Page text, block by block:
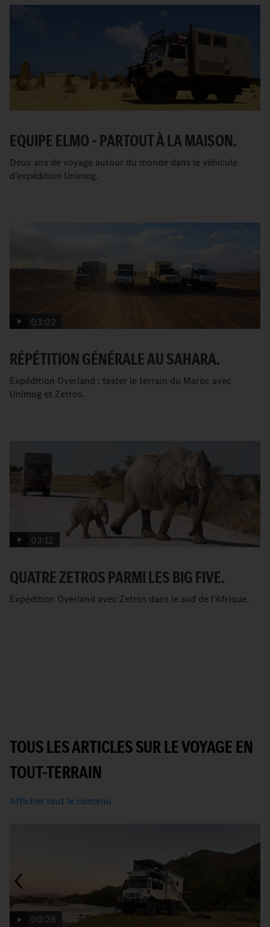
EQUIPE ELMO – PARTOUT À LA MAISON.
Deux ans de voyage autour du monde dans le véhicule
d’expédition Unimog.
03:02
RÉPÉTITION GÉNÉRALE AU SAHARA.
Expédition Overland : tester le terrain du Maroc avec
Unimog et Zetros.
03:12
QUATRE ZETROS PARMI LES BIG FIVE.
Expédition Overland avec Zetros dans le sud de l'Afrique.
TOUS LES ARTICLES SUR LE VOYAGE EN
TOUT-TERRAIN
Afficher tout le contenu
00:26